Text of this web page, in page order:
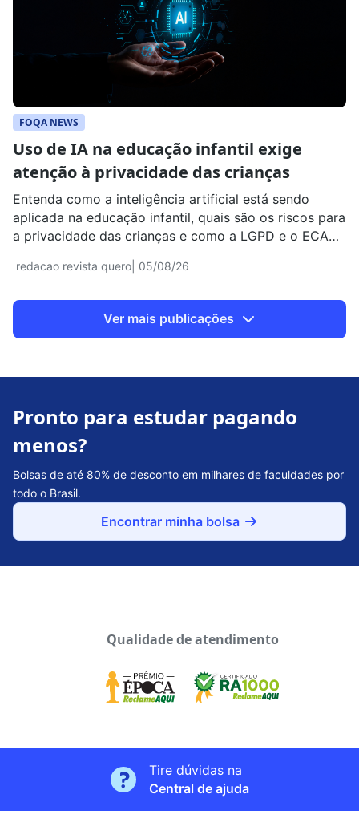
FOQA NEWS
Uso de IA na educação infantil exige
atenção à privacidade das crianças
redacao revista quero | 05/08/26
Entenda como a inteligência artificial está sendo
aplicada na educação infantil, quais são os riscos para
a privacidade das crianças e como a LGPD e o ECA
Ver mais publicações
Pronto para estudar pagando
menos?
Bolsas de até 80% de desconto em milhares de faculdades por
todo o Brasil.
Encontrar minha bolsa
Qualidade de atendimento
Tire dúvidas na
Central de ajuda